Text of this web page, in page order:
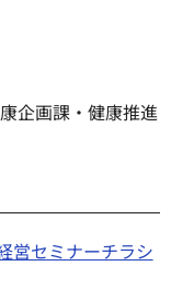
企画課・健康推進
営セミナーチラシ